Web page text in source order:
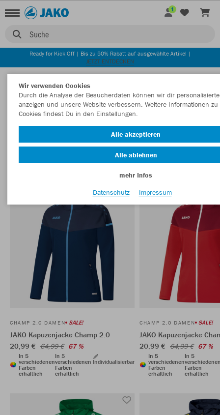
Suche
1
Ready for Kick Off | Bis zu 50% Rabatt auf ausgewählte Artikel |
JETZT ENTDECKEN
CHAMP 2.0 DAMEN
CHAMP 2.0 DAMEN SALE!
JAKO Kapuzenjacke Champ 2.0
20,99 € 64,99 € 67 %
In 5
verschiedenen
Farben
erhältlich
In 5
verschiedenen
Farben
erhältlich
Individualisierbar
CHAMP 2.0 DAMEN SALE!
JAKO Kapuzenjacke
20,99 € 64,99 € 67 %
In 5
verschiedenen
Farben
erhältlich
In 5
Farben
erhältlich
Wir verwenden Cookies
Durch die Analyse der Besucherdaten können wir dir
anzeigen und unsere Website verbessern. Weitere Informationen zu
Cookies findest Du in den Einstellungen.
Alle akzeptieren
Alle ablehnen
mehr Infos
Datenschutz
Impressum